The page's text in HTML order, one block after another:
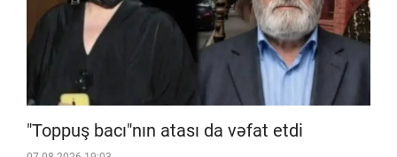
"Toppuş bacı"nın atası da vəfat etdi